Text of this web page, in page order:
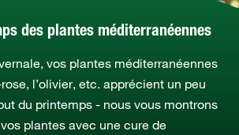
des plantes méditerranéennes
vos plantes méditerranéennes
l’olivier, etc. apprécient un peu
du printemps - nous vous montrons
plantes avec une cure de